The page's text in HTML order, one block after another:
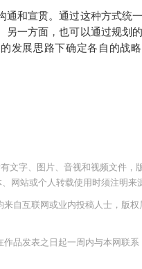
和宣贯。通过这种方式统
另一方面，也可以通过规划
发展思路下确定各自的战
文字、图片、音视和视频文件
网站或个人转载使用时须注明
自互联网或业内投稿人士，版
品发表之日起一周内与本网联